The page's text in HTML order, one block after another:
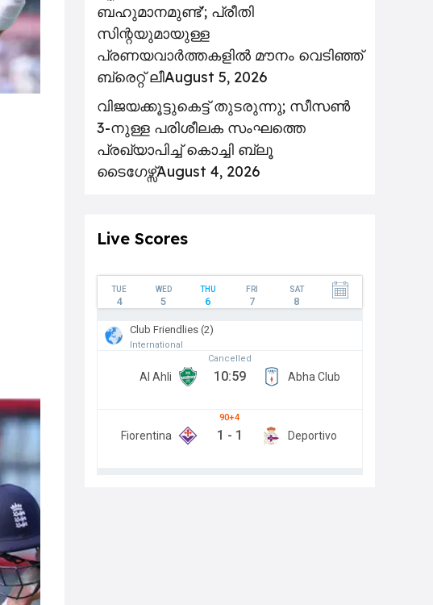
ബഹുമാനമുണ്ട്'; പ്രീതി
സിന്റയുമായുള്ള
പ്രണയവാർത്തകളിൽ മൗനം വെടിഞ്ഞ്
ബ്രെറ്റ് ലീAugust 5, 2026
വിജയക്കൂട്ടുകെട്ട് തുടരുന്നു; സീസൺ
3-നുള്ള പരിശീലക സംഘത്തെ
പ്രഖ്യാപിച്ച് കൊച്ചി ബ്ലൂ
ടൈഗേഴ്സ്August 4, 2026
Live Scores
TUE
4
WED
5
THU
6
FRI
7
SAT
8
Club Friendlies (2)
International
Al Ahli
Cancelled
10:59 Abha Club
Fiorentina
90+4
1 - 1 Deportivo